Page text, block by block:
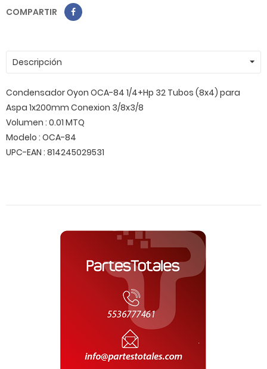
COMPARTIR
Descripción
Condensador Oyon OCA-84 1/4+Hp 32 Tubos (8x4) para
Aspa 1x200mm Conexion 3/8x3/8
Volumen : 0.01 MTQ
Modelo : OCA-84
UPC-EAN : 814245029531